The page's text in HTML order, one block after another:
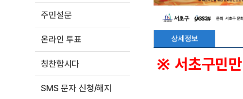
주민설문
온라인 투표
칭찬합시다
SMS 문자 신청/해지
상세정보
※ 서초구민만